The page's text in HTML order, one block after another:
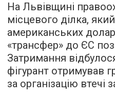
На Львівщині
місцевого ділка,
американських
«трансфер» до ЄС
Затримання
фігурант отримував
за організацію втечі